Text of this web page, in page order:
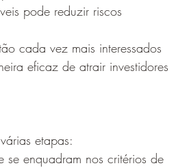
pode reduzir riscos
cada vez mais interessados
eficaz de atrair investidores
etapas:
se enquadram nos critérios de